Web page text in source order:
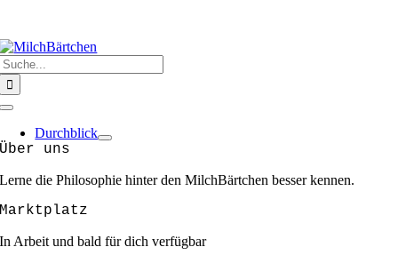
springen
Toggle
NavigationDurchblick
Über uns
Lerne die Philosophie hinter den MilchBärtchen besser kennen.
Marktplatz
In Arbeit und bald für dich verfügbar